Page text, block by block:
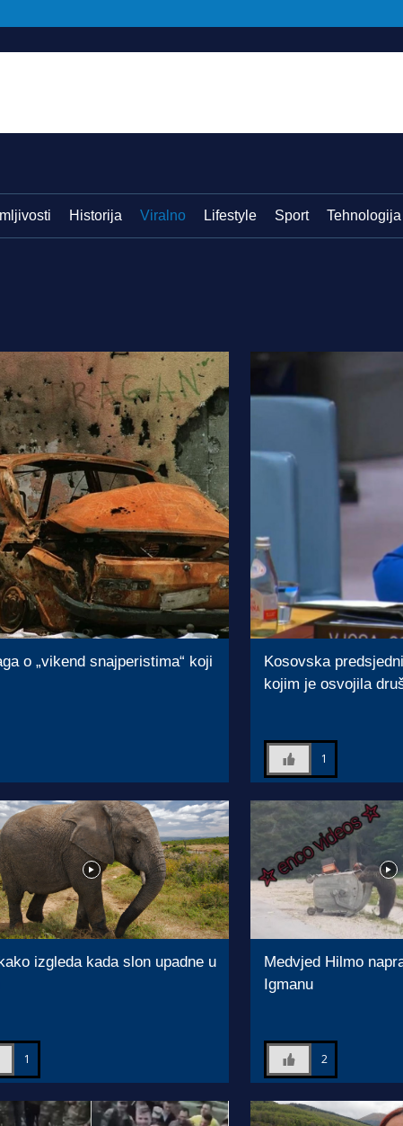
Historija Viralno Lifestyle Sport Tehnologija
o „vikend snajperistima“ koji
Kosovska
kojim je osvojila
1
izgleda kada slon upadne u
1
Medvjed Hilmo
Igmanu
2